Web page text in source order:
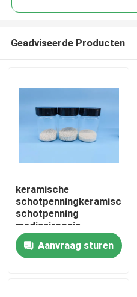
Thuis
Producten
Geadviseerde Producten
keramische
schotpenningkeramische
schotpenning
mediazirconia
schotpenningschotpenning
keramische ballen
Aanvraag sturen